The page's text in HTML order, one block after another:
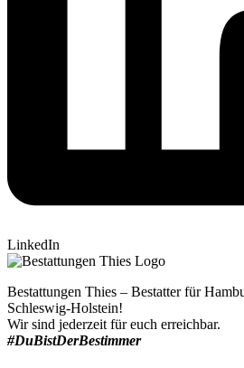
LinkedIn
Bestattungen Thies – Bestatter für
Schleswig-Holstein!
Wir sind jederzeit für euch erreichbar.
#DuBistDerBestimmer